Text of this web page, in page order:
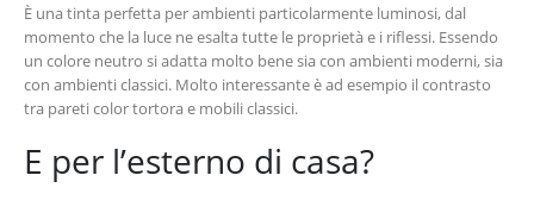
È una tinta perfetta per ambienti particolarmente luminosi, dal
momento che la luce ne esalta tutte le proprietà e i riflessi. Essendo
un colore neutro si adatta molto bene sia con ambienti moderni, sia
con ambienti classici. Molto interessante è ad esempio il contrasto
tra pareti color tortora e mobili classici.
E per l’esterno di casa?